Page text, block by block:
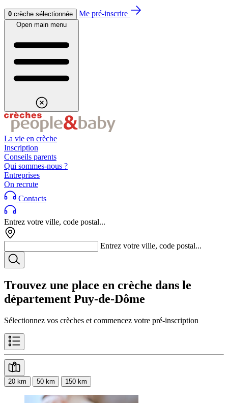
Aller au contenuAller au footer
0 crèche sélectionnée Me pré-inscrire
Open main menu
La vie en crèche
Inscription
Conseils parents
Qui sommes-nous ?
Entreprises
On recrute
Contacts
Entrez votre ville, code postal...
Entrez votre ville, code postal...
Trouvez une place en crèche dans le
département Puy-de-Dôme
Sélectionnez vos crèches et commencez votre pré-inscription
20 km 50 km 150 km